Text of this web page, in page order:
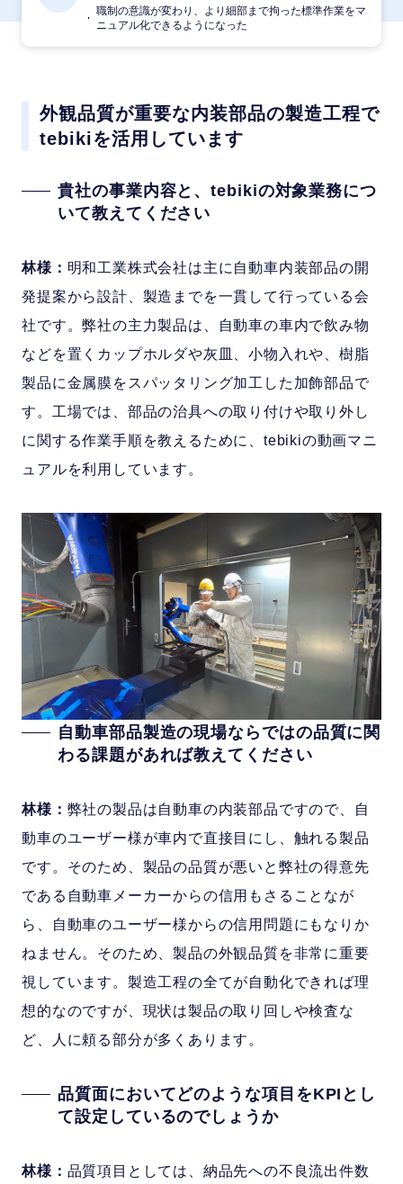
職制の意識が変わり、より細部まで拘った標準作業をマ
ニュアル化できるようになった
外観品質が重要な内装部品の製造工程で
tebikiを活用しています
貴社の事業内容と、tebikiの対象業務につ
いて教えてください
林様： 明和工業株式会社は主に自動車内装部品の開
発提案から設計、製造までを一貫して行っている会
社です。弊社の主力製品は、自動車の車内で飲み物
などを置くカップホルダや灰皿、小物入れや、樹脂
製品に金属膜をスパッタリング加工した加飾部品で
す。工場では、部品の治具への取り付けや取り外し
に関する作業手順を教えるために、tebikiの動画マニ
ュアルを利用しています。
自動車部品製造の現場ならではの品質に関
わる課題があれば教えてください
林様： 弊社の製品は自動車の内装部品ですので、自
動車のユーザー様が車内で直接目にし、触れる製品
です。そのため、製品の品質が悪いと弊社の得意先
である自動車メーカーからの信用もさることなが
ら、自動車のユーザー様からの信用問題にもなりか
ねません。そのため、製品の外観品質を非常に重要
視しています。製造工程の全てが自動化できれば理
想的なのですが、現状は製品の取り回しや検査な
ど、人に頼る部分が多くあります。
品質面においてどのような項目をKPIとし
て設定しているのでしょうか
林様： 品質項目としては、納品先への不良流出件数